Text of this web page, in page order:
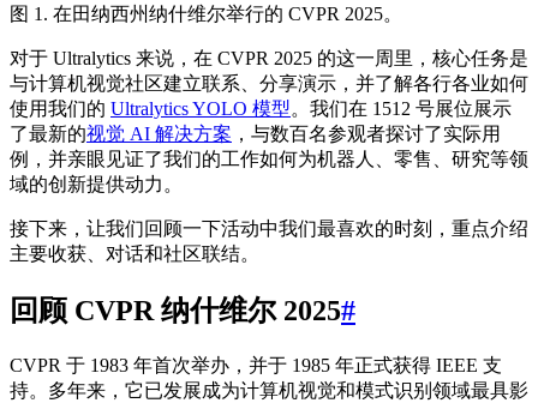
图 1. 在田纳西州纳什维尔举行的 CVPR 2025。
对于 Ultralytics 来说，在 CVPR 2025 的这一周里，核心任务是
与计算机视觉社区建立联系、分享演示，并了解各行各业如何
使用我们的 Ultralytics YOLO 模型。我们在 1512 号展位展示
了最新的视觉 AI 解决方案 ，与数百名参观者探讨了实际用
例，并亲眼见证了我们的工作如何为机器人、零售、研究等领
域的创新提供动力。
接下来，让我们回顾一下活动中我们最喜欢的时刻，重点介绍
主要收获、对话和社区联结。
回顾 CVPR 纳什维尔 2025#
CVPR 于 1983 年首次举办，并于 1985 年正式获得 IEEE 支
持。多年来，它已发展成为计算机视觉和模式识别领域最具影